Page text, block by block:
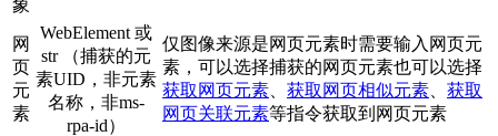
象
网
页
元
素
WebElement 或
str （捕获的元
素UID，非元素
名称，非ms-
rpa-id）
仅图像来源是网页元素时需要输入网页元
素，可以选择捕获的网页元素也可以选择
获取网页元素
获取网页相似元素
获取
网页关联元素等指令获取到网页元素